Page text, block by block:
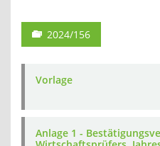
2024/156
Vorlage
Anlage 1 -